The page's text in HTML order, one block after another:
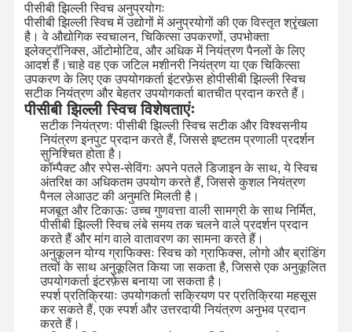
पीसीबी झिल्ली स्विच अनुप्रयोगः
पीसीबी झिल्ली स्विच में उद्योगों में अनुप्रयोगों की एक विस्तृत श्रृंखला
है। वे औद्योगिक स्वचालन, चिकित्सा उपकरणों, उपभोक्ता
इलेक्ट्रॉनिक्स, ऑटोमोटिव, और अधिक में नियंत्रण पैनलों के लिए
आदर्श हैं।चाहे वह एक जटिल मशीनरी नियंत्रण या एक चिकित्सा
उपकरण के लिए एक उपयोगकर्ता इंटरफ़ेस होपीसीबी झिल्ली स्विच
सटीक नियंत्रण और बेहतर उपयोगकर्ता बातचीत प्रदान करते हैं।
पीसीबी झिल्ली स्विच विशेषताएंः
सटीक नियंत्रणः पीसीबी झिल्ली स्विच सटीक और विश्वसनीय
नियंत्रण इनपुट प्रदान करते हैं, जिससे इष्टतम प्रणाली प्रदर्शन
सुनिश्चित होता है।
कॉम्पैक्ट और स्पेस-सेविंगः अपने पतले डिजाइन के साथ, ये स्विच
अंतरिक्ष का अधिकतम उपयोग करते हैं, जिससे कुशल नियंत्रण
पैनल लेआउट की अनुमति मिलती है।
मजबूत और टिकाऊः उच्च गुणवत्ता वाली सामग्री के साथ निर्मित,
पीसीबी झिल्ली स्विच लंबे समय तक चलने वाले प्रदर्शन प्रदान
करते हैं और मांग वाले वातावरण का सामना करते हैं।
अनुकूलन योग्य ग्राफिक्सः स्विच को ग्राफिक्स, लोगो और ब्रांडिंग
तत्वों के साथ अनुकूलित किया जा सकता है, जिससे एक अनुकूलित
उपयोगकर्ता इंटरफ़ेस बनाया जा सकता है।
स्पर्श प्रतिक्रियाः उपयोगकर्ता सक्रियण पर प्रतिक्रिया महसूस
कर सकते हैं, एक स्पर्श और उत्तरदायी नियंत्रण अनुभव प्रदान
करते हैं।